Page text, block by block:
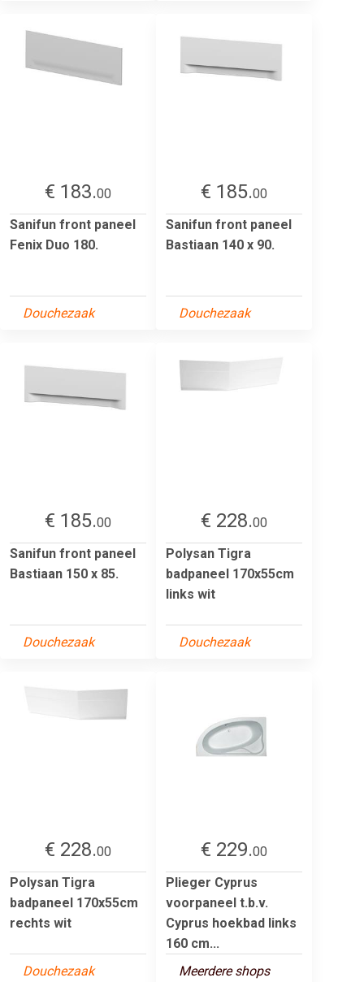
€ 183.00
Sanifun front paneel
Fenix Duo 180.
Douchezaak
€ 185.00
Sanifun front paneel
Bastiaan 140 x 90.
Douchezaak
€ 185.00
Sanifun front paneel
Bastiaan 150 x 85.
Douchezaak
€ 228.00
Polysan Tigra
badpaneel 170x55cm
links wit
Douchezaak
€ 228.00
Polysan Tigra
badpaneel 170x55cm
rechts wit
Douchezaak
€ 229.00
Plieger Cyprus
voorpaneel t.b.v.
Cyprus hoekbad links
160 cm...
Meerdere shops